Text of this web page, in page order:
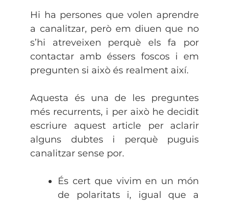
Hi ha persones que volen aprendre
a canalitzar, però em diuen que no
s’hi atreveixen perquè els fa por
contactar amb éssers foscos i em
pregunten si això és realment així.
Aquesta és una de les preguntes
més recurrents, i per això he decidit
escriure aquest article per aclarir
alguns dubtes i perquè puguis
canalitzar sense por.
És cert que vivim en un món
de polaritats i, igual que a